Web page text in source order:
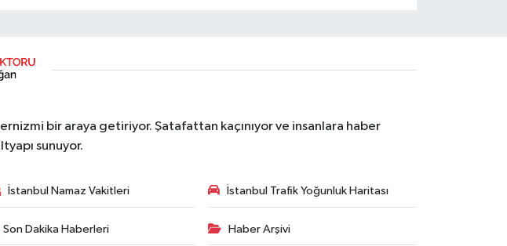
bir araya getiriyor. Şatafattan kaçınıyor ve insanlara haber
sunuyor.
İstanbul Namaz Vakitleri İstanbul Trafik Yoğunluk Haritası
Son Dakika Haberleri Haber Arşivi